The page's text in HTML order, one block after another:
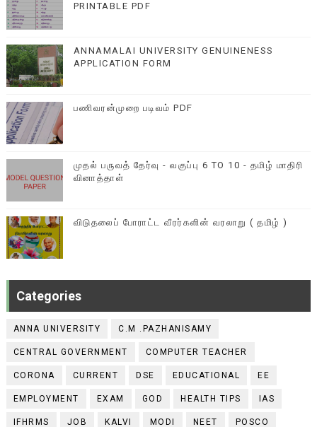
PRINTABLE PDF
ANNAMALAI UNIVERSITY GENUINENESS
APPLICATION FORM
பணிவரன்முறை படிவம் PDF
முதல் பருவத் தேர்வு - வகுப்பு 6 TO 10 - தமிழ் மாதிரி
வினாத்தாள்
விடுதலைப் போராட்ட வீரர்களின் வரலாறு ( தமிழ் )
Categories
ANNA UNIVERSITY C.M .PAZHANISAMY
CENTRAL GOVERNMENT COMPUTER TEACHER
CORONA CURRENT DSE EDUCATIONAL EE
EMPLOYMENT EXAM GOD HEALTH TIPS IAS
IFHRMS JOB KALVI MODI NEET POSCO